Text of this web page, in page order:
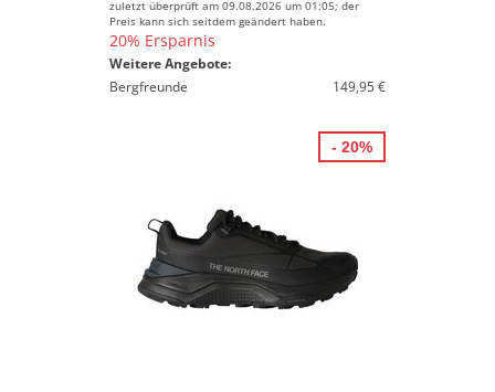
zuletzt überprüft am 09.08.2026 um 01:05; der
Preis kann sich seitdem geändert haben.
20% Ersparnis
Weitere Angebote:
Bergfreunde
149,95 €
- 20%